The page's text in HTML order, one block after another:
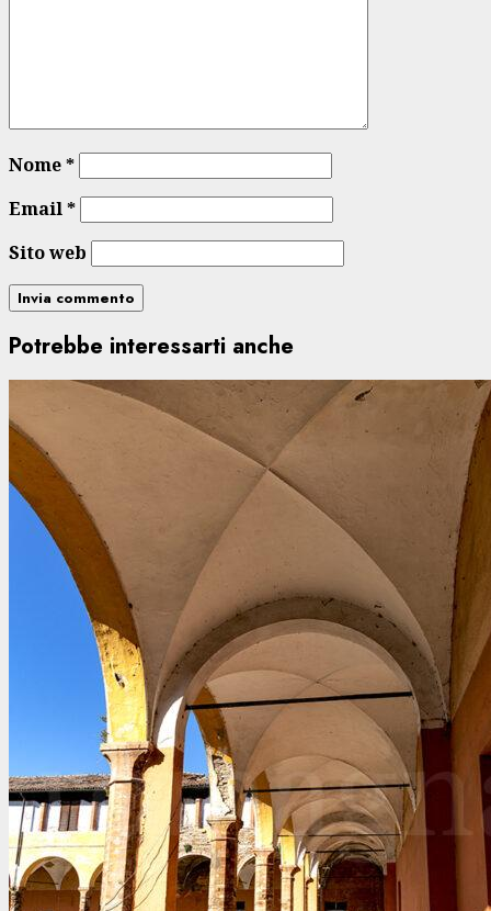
Nome*
Email*
Sito web
Potrebbe interessarti anche